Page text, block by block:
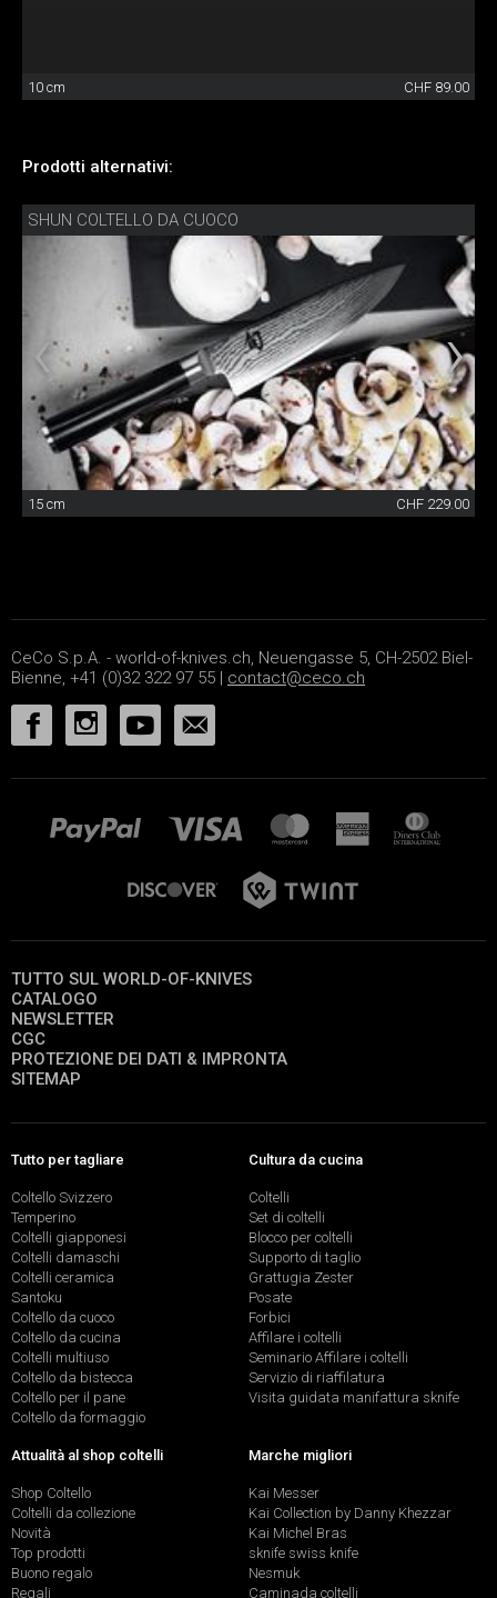
10 cm CHF 89.00
Prodotti alternativi:
SHUN COLTELLO DA CUOCO
15 cm CHF 229.00
CeCo S.p.A. - world-of-knives.ch, Neuengasse 5, CH-2502 Biel-
Bienne, +41 (0)32 322 97 55 | contact@ceco.ch
TUTTO SUL WORLD-OF-KNIVES
CATALOGO
NEWSLETTER
CGC
PROTEZIONE DEI DATI & IMPRONTA
SITEMAP
Tutto per tagliare
Coltello Svizzero
Temperino
Coltelli giapponesi
Coltelli damaschi
Coltelli ceramica
Santoku
Coltello da cuoco
Coltello da cucina
Coltelli multiuso
Coltello da bistecca
Coltello per il pane
Coltello da formaggio
Cultura da cucina
Coltelli
Set di coltelli
Blocco per coltelli
Supporto di taglio
Grattugia Zester
Posate
Forbici
Affilare i coltelli
Seminario Affilare i coltelli
Servizio di riaffilatura
Visita guidata manifattura sknife
Attualità al shop coltelli
Shop Coltello
Coltelli da collezione
Novità
Top prodotti
Buono regalo
Regali
Marche migliori
Kai Messer
Kai Collection by Danny Khezzar
Kai Michel Bras
sknife swiss knife
Nesmuk
Caminada coltelli